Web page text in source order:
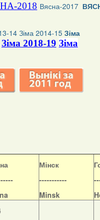
2018 Вясна-2017
14 Зіма 2014-15 Зіма
Зіма 2018-19 Зіма
Мінск
-----------
Minsk